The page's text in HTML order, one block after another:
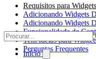
Início
Requisitos para
Adicionando Widgets
Adicionando Widgets
Funcionalidade de
Tem Ideias para
Perguntas Frequentes